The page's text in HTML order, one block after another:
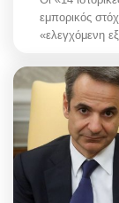
εμπορικός
«ελεγχόμενη